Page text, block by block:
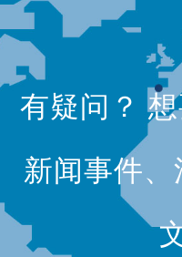
有疑问？
新闻事件